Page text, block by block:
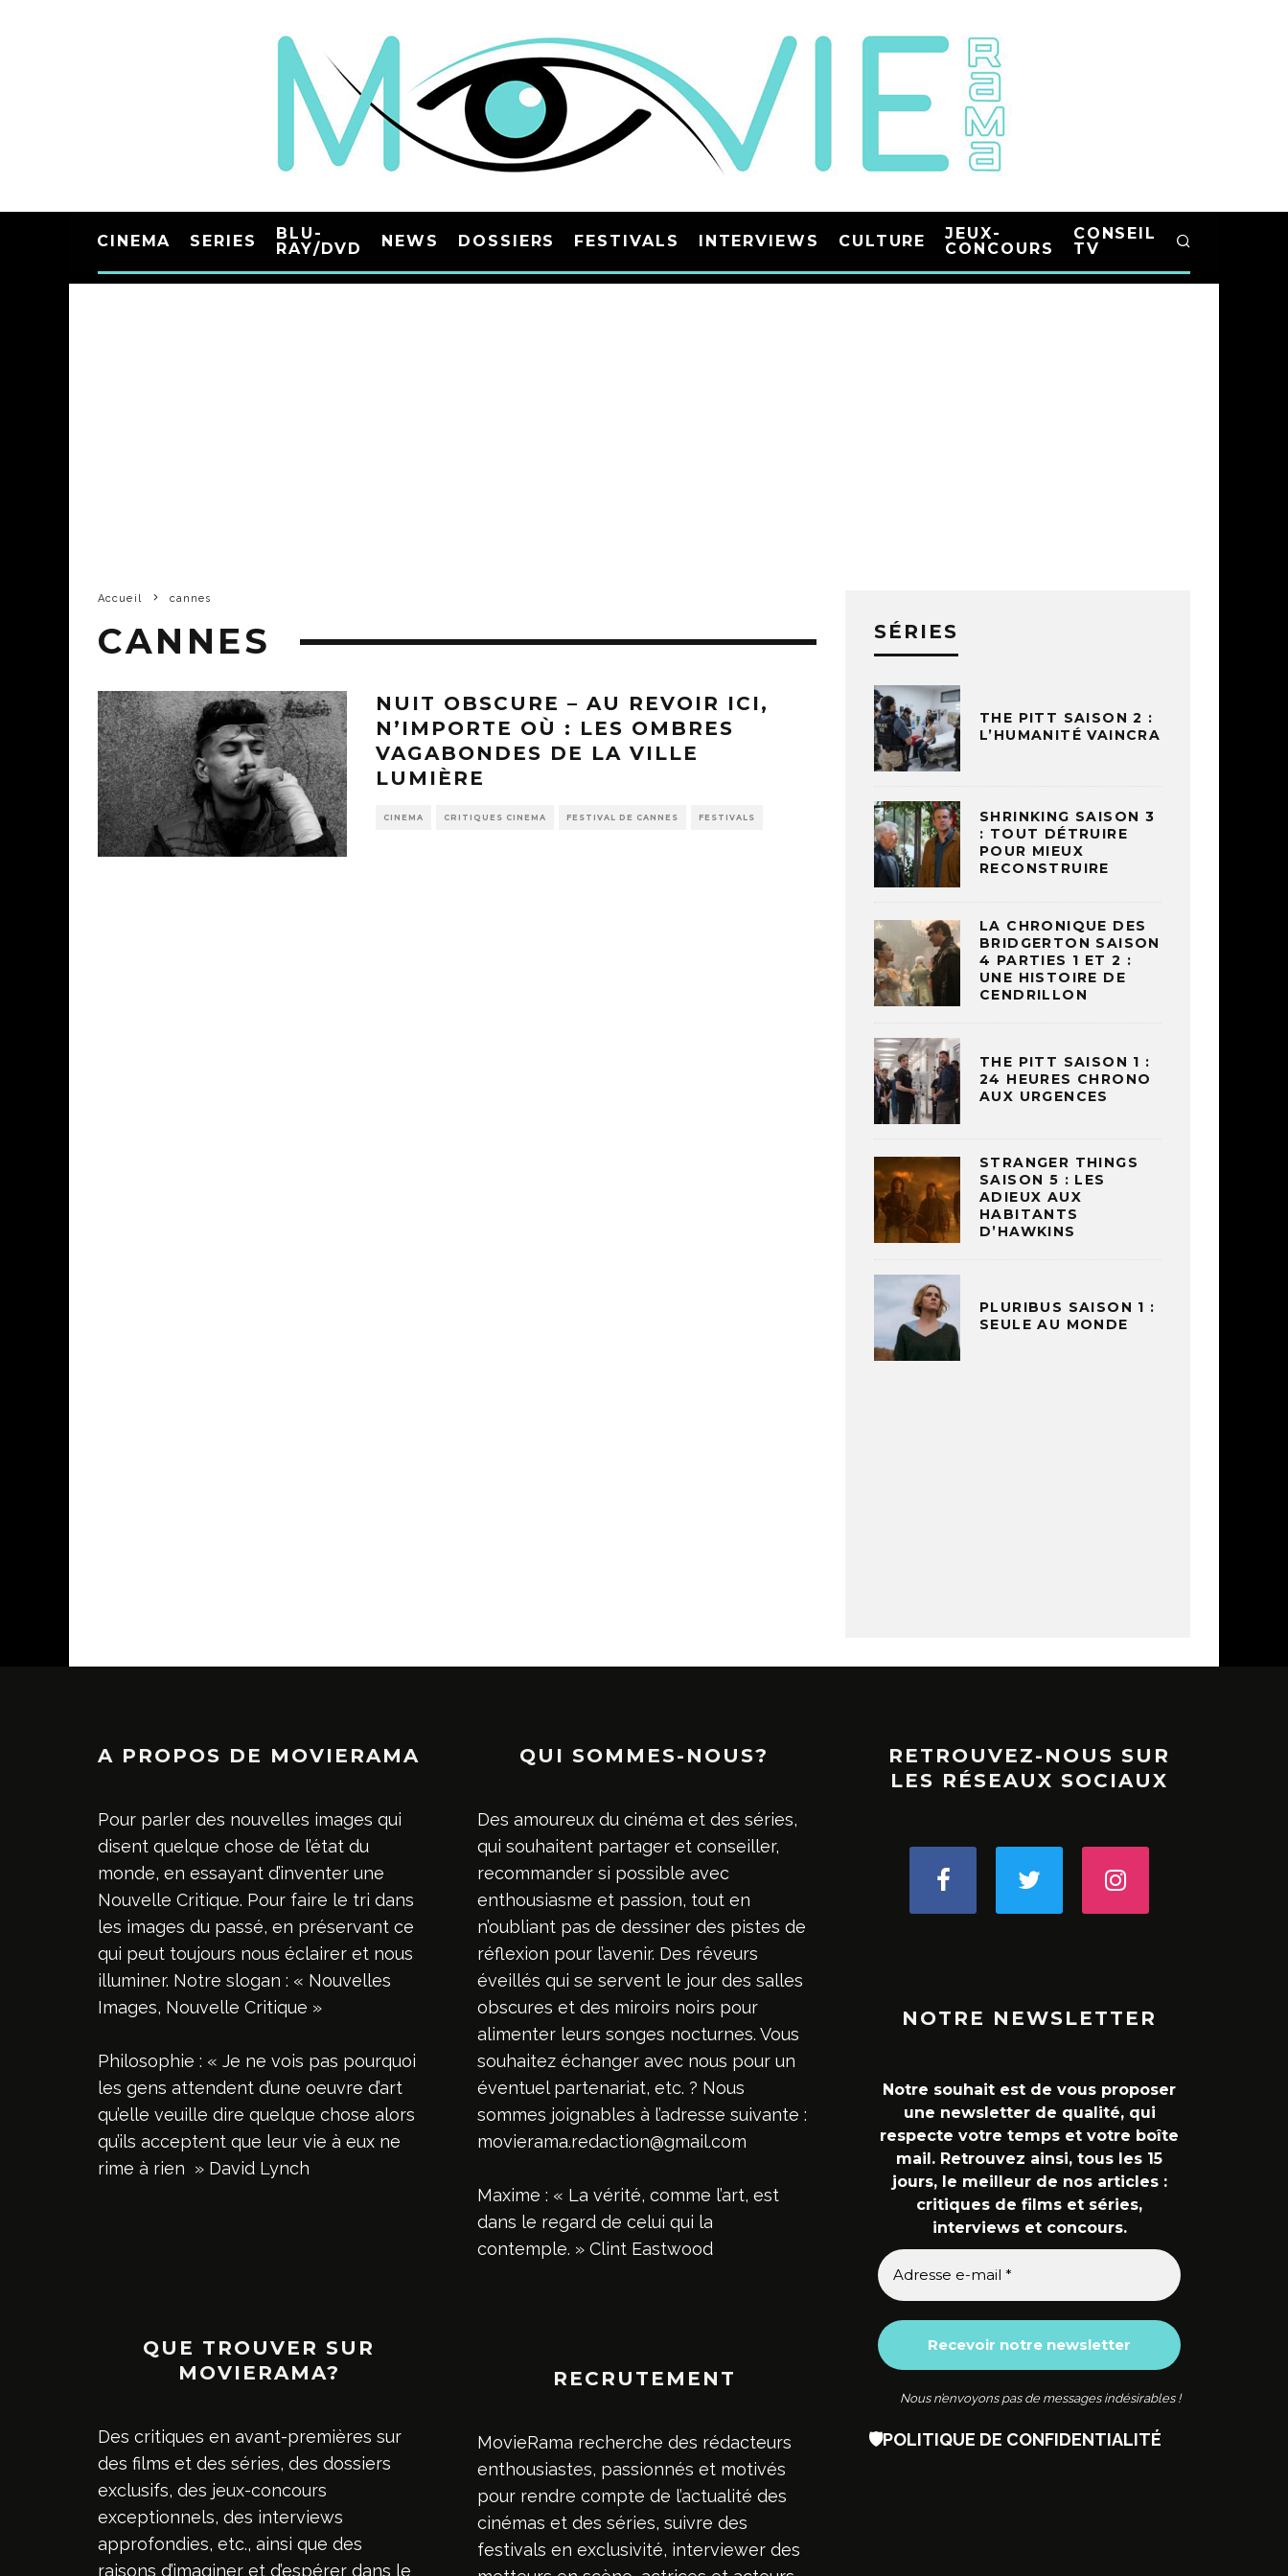
CINEMA SERIES
BLU-
RAY/DVD
NEWS DOSSIERS FESTIVALS INTERVIEWS CULTURE
JEUX-
CONCOURS
CONSEIL
TV
Accueil cannes
CANNES
NUIT OBSCURE – AU REVOIR ICI,
N’IMPORTE OÙ : LES OMBRES
VAGABONDES DE LA VILLE
LUMIÈRE
CINEMA CRITIQUES CINEMA FESTIVAL DE CANNES FESTIVALS
SÉRIES
THE PITT SAISON 2 :
L’HUMANITÉ VAINCRA
SHRINKING SAISON 3
: TOUT DÉTRUIRE
POUR MIEUX
RECONSTRUIRE
LA CHRONIQUE DES
BRIDGERTON SAISON
4 PARTIES 1 ET 2 :
UNE HISTOIRE DE
CENDRILLON
THE PITT SAISON 1 :
24 HEURES CHRONO
AUX URGENCES
STRANGER THINGS
SAISON 5 : LES
ADIEUX AUX
HABITANTS
D’HAWKINS
PLURIBUS SAISON 1 :
SEULE AU MONDE
A PROPOS DE MOVIERAMA
Pour parler des nouvelles images qui
disent quelque chose de l’état du
monde, en essayant d’inventer une
Nouvelle Critique. Pour faire le tri dans
les images du passé, en préservant ce
qui peut toujours nous éclairer et nous
illuminer. Notre slogan : « Nouvelles
Images, Nouvelle Critique »
Philosophie : « Je ne vois pas pourquoi
les gens attendent d’une oeuvre d’art
qu’elle veuille dire quelque chose alors
qu’ils acceptent que leur vie à eux ne
rime à rien » David Lynch
QUE TROUVER SUR
MOVIERAMA?
Des critiques en avant-premières sur
des films et des séries, des dossiers
exclusifs, des jeux-concours
exceptionnels, des interviews
approfondies, etc., ainsi que des
raisons d’imaginer et d’espérer dans le
QUI SOMMES-NOUS?
Des amoureux du cinéma et des séries,
qui souhaitent partager et conseiller,
recommander si possible avec
enthousiasme et passion, tout en
n’oubliant pas de dessiner des pistes de
réflexion pour l’avenir. Des rêveurs
éveillés qui se servent le jour des salles
obscures et des miroirs noirs pour
alimenter leurs songes nocturnes. Vous
souhaitez échanger avec nous pour un
éventuel partenariat, etc. ? Nous
sommes joignables à l’adresse suivante :
movierama.redaction@gmail.com
Maxime : « La vérité, comme l’art, est
dans le regard de celui qui la
contemple. » Clint Eastwood
RECRUTEMENT
MovieRama recherche des rédacteurs
enthousiastes, passionnés et motivés
pour rendre compte de l’actualité des
cinémas et des séries, suivre des
festivals en exclusivité, interviewer des
RETROUVEZ-NOUS SUR
LES RÉSEAUX SOCIAUX
NOTRE NEWSLETTER
Notre souhait est de vous proposer
une newsletter de qualité, qui
respecte votre temps et votre boîte
mail. Retrouvez ainsi, tous les 15
jours, le meilleur de nos articles :
critiques de films et séries,
interviews et concours.
Nous n’envoyons pas de messages indésirables !
🛡️POLITIQUE DE CONFIDENTIALITÉ